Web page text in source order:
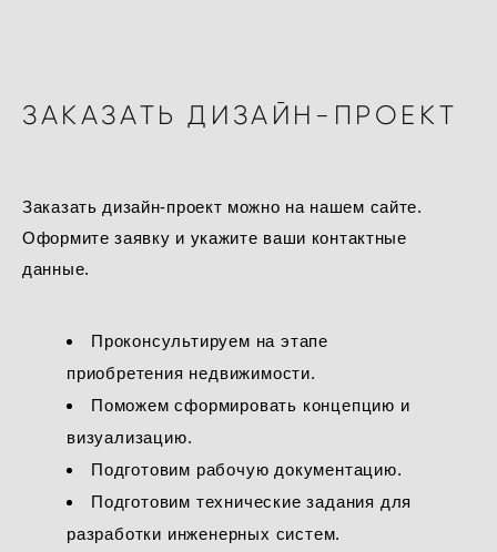
ЗАКАЗАТЬ ДИЗАЙН-ПРОЕКТ
Заказать дизайн-проект можно на нашем сайте.
Оформите заявку и укажите ваши контактные
данные.
Проконсультируем на этапе
приобретения недвижимости.
Поможем сформировать концепцию и
визуализацию.
Подготовим рабочую документацию.
Подготовим технические задания для
разработки инженерных систем.